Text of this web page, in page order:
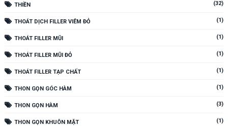
THIỀN (32)
THOÁT DỊCH FILLER VIÊM ĐỎ (1)
THOÁT FILLER MŨI (1)
THOÁT FILLER MŨI ĐỎ (1)
THOÁT FILLER TẠP CHẤT (1)
THON GỌN GÓC HÀM (1)
THON GỌN HÀM (3)
THON GỌN KHUÔN MẶT (1)